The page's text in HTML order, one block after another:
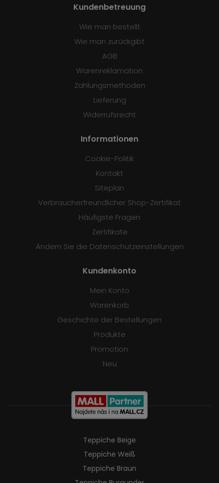
Kundenbetreuung
Wie man bestellt
Wie man zurückgibt
AGB
Warenreklamation
Zahlungsmethoden
Lieferung
Widerrufsrecht
Informationen
Cookie-Politik
Kontakt
Siteplan
Verbraucherfreundlicher Shop-Zertifikat
Häufigste Fragen
Zertifikate
Ändern Sie die Datenschutzeinstellungen
Kundenkonto
Mein Konto
Warenkorb
Geschichte der Bestellungen
Produkte
Promotion
Neu
Teppiche Beige
Teppiche Weiß
Teppiche Braun